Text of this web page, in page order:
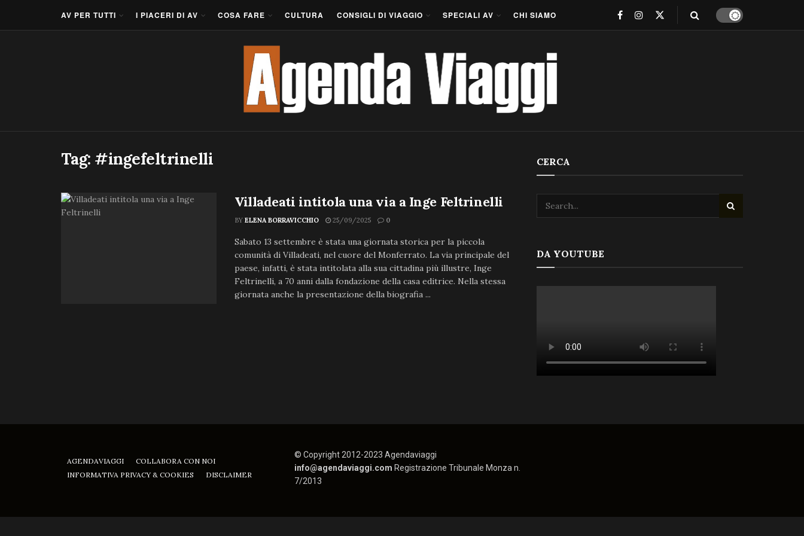
AV PER TUTTI I PIACERI DI AV COSA FARE CULTURA CONSIGLI DI VIAGGIO SPECIALI AV CHI SIAMO
Tag: #ingefeltrinelli
Villadeati intitola una via a Inge Feltrinelli
BY ELENA BORRAVICCHIO 25/09/2025 0
Sabato 13 settembre è stata una giornata storica per la piccola
comunità di Villadeati, nel cuore del Monferrato. La via principale del
paese, infatti, è stata intitolata alla sua cittadina più illustre, Inge
Feltrinelli, a 70 anni dalla fondazione della casa editrice. Nella stessa
giornata anche la presentazione della biografia ...
CERCA
DA YOUTUBE
AGENDAVIAGGI
COLLABORA CON NOI
INFORMATIVA PRIVACY & COOKIES
DISCLAIMER
© Copyright 2012-2023 Agendaviaggi
info@agendaviaggi.com Registrazione Tribunale Monza n.
7/2013